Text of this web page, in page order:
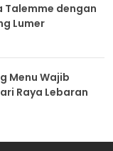
Talemme dengan
Lumer
Menu Wajib
Raya Lebaran